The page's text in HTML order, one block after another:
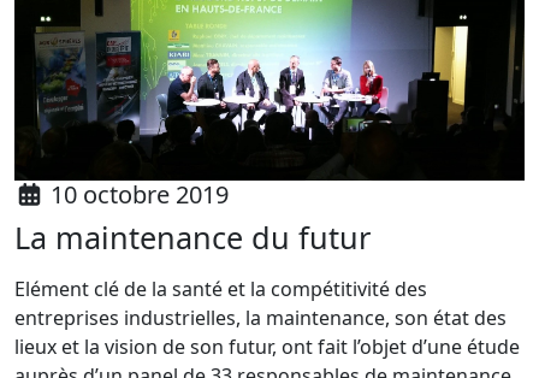
10 octobre 2019
La maintenance du futur
Elément clé de la santé et la compétitivité des
entreprises industrielles, la maintenance, son état des
lieux et la vision de son futur, ont fait l’objet d’une étude